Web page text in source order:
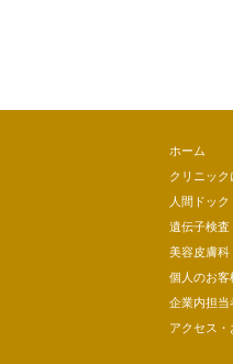
ホーム
クリニック
人間ドッ
遺伝子検査
美容皮膚科
個人のお客
企業内担当
アクセス